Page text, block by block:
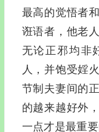
最高的觉悟者
诳语者，他老
无论正邪均非
人，并饱受婬
节制夫妻间的
的越来越好外
一点才是最重